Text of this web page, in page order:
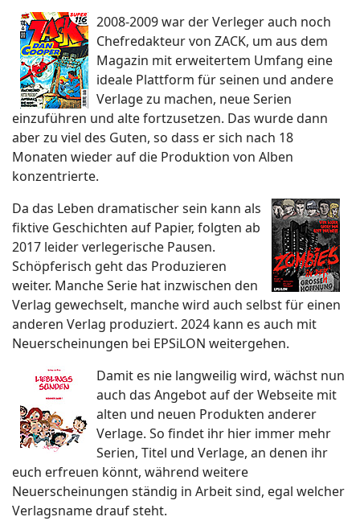
2008-2009 war der Verleger auch noch
Chefredakteur von ZACK, um aus dem
Magazin mit erweitertem Umfang eine
ideale Plattform für seinen und andere
Verlage zu machen, neue Serien
einzuführen und alte fortzusetzen. Das wurde dann
aber zu viel des Guten, so dass er sich nach 18
Monaten wieder auf die Produktion von Alben
konzentrierte.
Da das Leben dramatischer sein kann als
fiktive Geschichten auf Papier, folgten ab
2017 leider verlegerische Pausen.
Schöpferisch geht das Produzieren
weiter. Manche Serie hat inzwischen den
Verlag gewechselt, manche wird auch selbst für einen
anderen Verlag produziert. 2024 kann es auch mit
Neuerscheinungen bei EPSiLON weitergehen.
Damit es nie langweilig wird, wächst nun
auch das Angebot auf der Webseite mit
alten und neuen Produkten anderer
Verlage. So findet ihr hier immer mehr
Serien, Titel und Verlage, an denen ihr
euch erfreuen könnt, während weitere
Neuerscheinungen ständig in Arbeit sind, egal welcher
Verlagsname drauf steht.